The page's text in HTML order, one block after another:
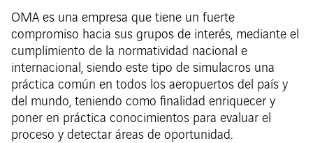
OMA es una empresa que tiene un fuerte
compromiso hacia sus grupos de interés, mediante el
cumplimiento de la normatividad nacional e
internacional, siendo este tipo de simulacros una
práctica común en todos los aeropuertos del país y
del mundo, teniendo como finalidad enriquecer y
poner en práctica conocimientos para evaluar el
proceso y detectar áreas de oportunidad.